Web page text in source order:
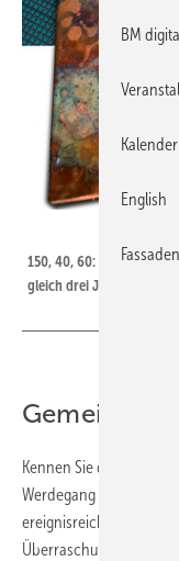
150, 40, 60: Dieses
gleich drei Jubiläen im
Kennen Sie das? Beim
Werdegang entdecken
ereignisreichen Reise.
Überraschungen
BM
Kalender
English